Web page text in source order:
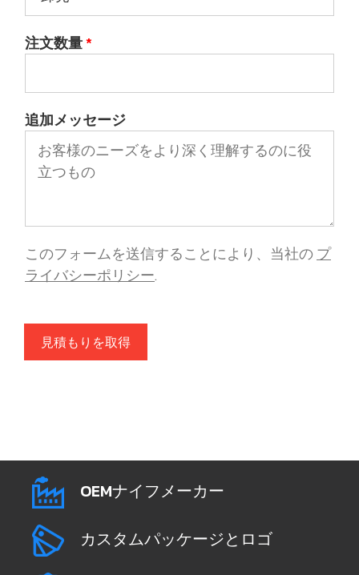
注文数量*
追加メッセージ
このフォームを送信することにより、当社の プ
ライバシーポリシー.
見積もりを取得
OEMナイフメーカー
カスタムパッケージとロゴ